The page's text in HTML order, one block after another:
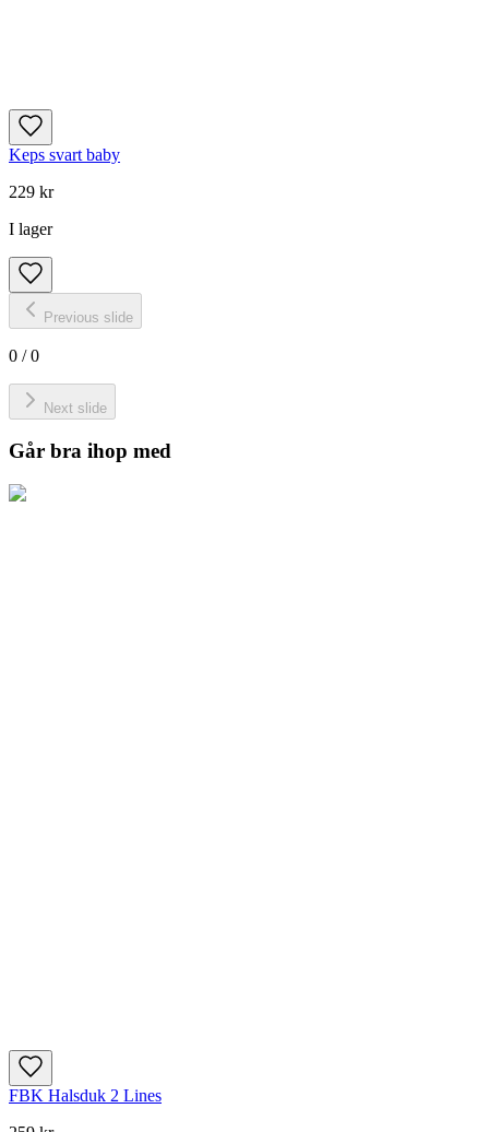
Keps svart baby
229 kr
I lager
Previous slide
0 /0
Next slide
Går bra ihop med
FBK Halsduk 2 Lines